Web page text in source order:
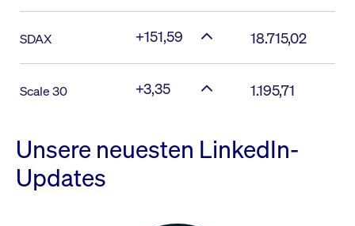
SDAX +151,59 18.715,02
Scale 30 +3,35 1.195,71
Unsere neuesten LinkedIn-
Updates